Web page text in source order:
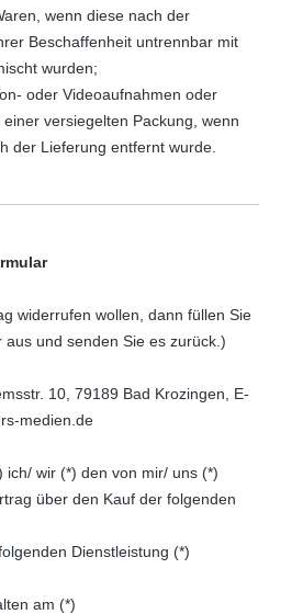
wenn diese nach der
Beschaffenheit untrennbar mit
wurden;
oder Videoaufnahmen oder
versiegelten Packung, wenn
der Lieferung entfernt wurde.
widerrufen wollen, dann füllen Sie
aus und senden Sie es zurück.)
10, 79189 Bad Krozingen
E-
medien.de
ich/ wir (*) den von mir/ uns (*)
über den Kauf der folgenden
Dienstleistung (*)
am (*)